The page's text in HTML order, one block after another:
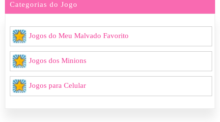
Categorias do Jogo
Jogos do Meu Malvado Favorito
Jogos dos Minions
Jogos para Celular